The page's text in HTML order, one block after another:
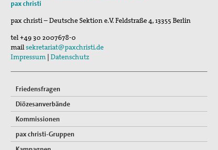
Fahradpilgertour 2026
29. Aug 2026
Fahrradpilgertour 2026
pax christi
pax christi – Deutsche Sektion e.V.Feldstraße 4,13355 Berlin
tel+49 30 2007678-0
mailsekretariat@paxchristi.de
Impressum |Datenschutz
Friedensfragen
Diözesanverbände
Kommissionen
pax christi-Gruppen